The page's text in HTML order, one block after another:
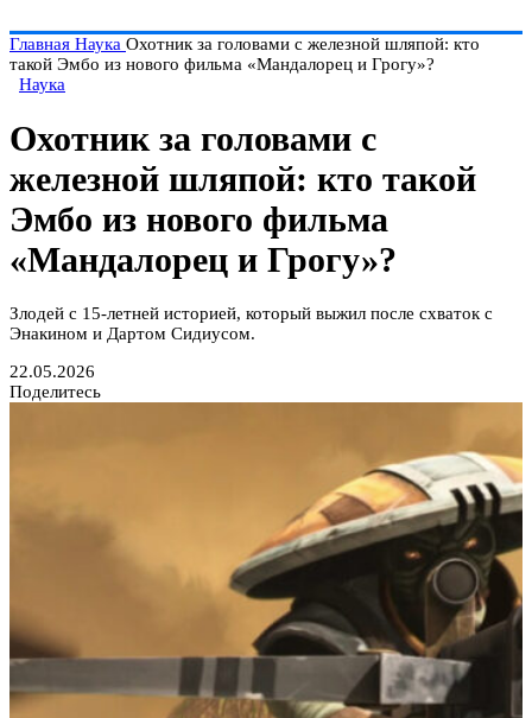
Главная Наука Охотник за головами с железной шляпой: кто
такой Эмбо из нового фильма «Мандалорец и Грогу»?
Наука
Охотник за головами с
железной шляпой: кто такой
Эмбо из нового фильма
«Мандалорец и Грогу»?
Злодей с 15-летней историей, который выжил после схваток с
Энакином и Дартом Сидиусом.
22.05.2026
Поделитесь